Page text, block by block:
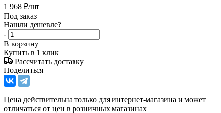
1 968 ₽/шт
Под заказ
Нашли дешевле?
-
+
В корзину
Купить в 1 клик
Рассчитать доставку
Поделиться
Цена действительна только для интернет-магазина и может
отличаться от цен в розничных магазинах